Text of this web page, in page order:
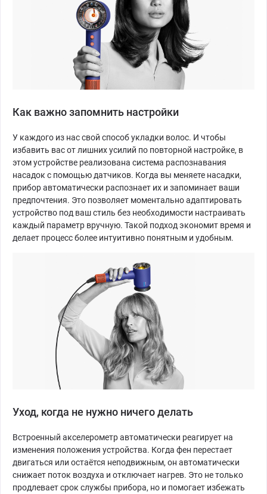
Как важно запомнить настройки
У каждого из нас свой способ укладки волос. И чтобы
избавить вас от лишних усилий по повторной настройке, в
этом устройстве реализована система распознавания
насадок с помощью датчиков. Когда вы меняете насадки,
прибор автоматически распознает их и запоминает ваши
предпочтения. Это позволяет моментально адаптировать
устройство под ваш стиль без необходимости настраивать
каждый параметр вручную. Такой подход экономит время и
делает процесс более интуитивно понятным и удобным.
Уход, когда не нужно ничего делать
Встроенный акселерометр автоматически реагирует на
изменения положения устройства. Когда фен перестает
двигаться или остаётся неподвижным, он автоматически
снижает поток воздуха и отключает нагрев. Это не только
продлевает срок службы прибора, но и помогает избежать